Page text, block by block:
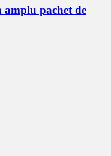
amplu pachet de